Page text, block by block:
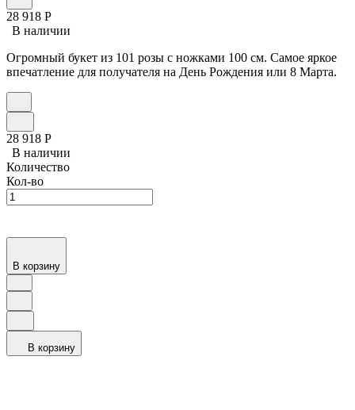
28 918 Р
В наличии
Огромный букет из 101 розы с ножками 100 см. Самое яркое
впечатление для получателя на День Рождения или 8 Марта.
28 918 Р
В наличии
Количество
Кол-во
В корзину
В корзину